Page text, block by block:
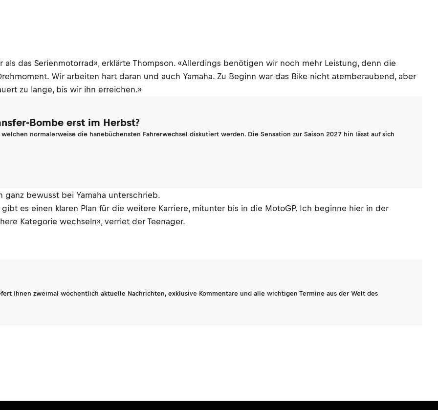
als das Serienmotorrad», erklärte Thompson. «Allerdings benötigen wir noch mehr Leistung, denn die
Wir arbeiten hart daran und auch Yamaha. Zu Beginn war das Bike nicht atemberaubend, aber
zu lange, bis wir ihn erreichen.»
Bombe erst im Herbst?
normalerweise die hanebüchensten Fahrerwechsel diskutiert werden. Die Sensation zur Saison 2027 hin lässt auf sich
bewusst bei Yamaha unterschrieb.
es einen klaren Plan für die weitere Karriere, mitunter bis in die MotoGP. Ich beginne hier in der
Kategorie wechseln», verriet der Teenager.
Ihnen zweimal wöchentlich aktuelle Nachrichten, exklusive Kommentare und alle wichtigen Termine aus der Welt des